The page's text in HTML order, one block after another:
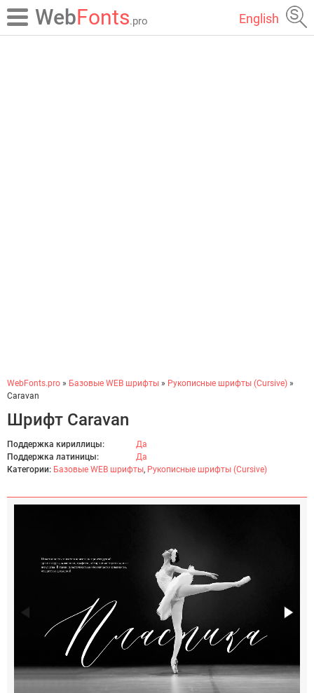
WebFonts.pro English
WebFonts.pro » Базовые WEB шрифты » Рукописные шрифты (Cursive) »
Caravan
Шрифт Caravan
Поддержка кириллицы:
Да
Поддержка латиницы:
Да
Категории: Базовые WEB шрифты, Рукописные шрифты (Cursive)